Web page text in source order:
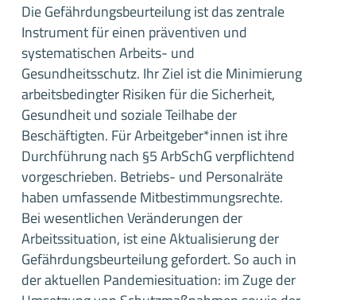
Die Gefährdungsbeurteilung ist das zentrale
Instrument für einen präventiven und
systematischen Arbeits- und
Gesundheitsschutz. Ihr Ziel ist die Minimierung
arbeitsbedingter Risiken für die Sicherheit,
Gesundheit und soziale Teilhabe der
Beschäftigten. Für Arbeitgeber*innen ist ihre
Durchführung nach §5 ArbSchG verpflichtend
vorgeschrieben. Betriebs- und Personalräte
haben umfassende Mitbestimmungsrechte.
Bei wesentlichen Veränderungen der
Arbeitssituation, ist eine Aktualisierung der
Gefährdungsbeurteilung gefordert. So auch in
der aktuellen Pandemiesituation: im Zuge der